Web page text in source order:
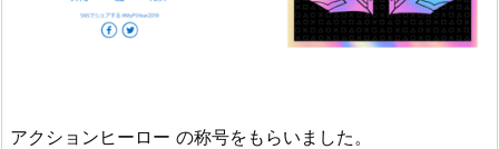
アクションヒーロー の称号をもらいました。